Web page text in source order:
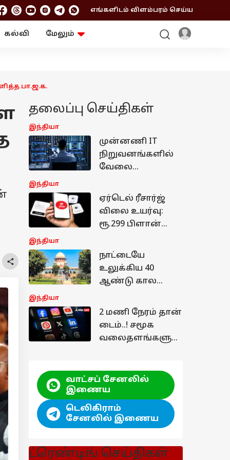
எங்களிடம் விளம்பரம் செய்ய
கல்வி
மேலும்
பா.ஜ.க.
தலைப்பு செய்திகள்
இந்தியா
முன்னணி IT
நிறுவனங்களில்
வேலை
4 திறன்களை
இப்போதே
கற்றுக்கொள்ளுங்
கள்!
இந்தியா
ஏர்டெல் ரீசார்ஜ்
விலை உயர்வு:
ரூ.299 பிளான்
குறைந்தபட்ச
கட்டணம்! விபரம்
இதோ..
இந்தியா
நாட்டையே
உலுக்கிய 40
ஆண்டு கால
முடித்துவைத்த
உச்சநீதி மன்றம் -
தீர்ப்பு என்ன?
இந்தியா
2 மணி நேரம் தான்
டைம்..! சமூக
வலைதளங்களுக்
காரணம் என்ன?
வாட்சப் சேனலில்
இணைய
டெலிகிராம்
சேனலில் இணைய
ட்ரெண்டிங் செய்திகள்